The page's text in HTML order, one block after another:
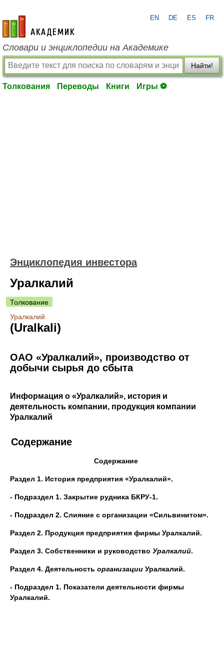
academic.ru
EN DE ES FR
Словари и энциклопедии на Академике
Найти!
Толкования Переводы Книги Игры ⚽
Энциклопедия инвестора
Уралкалий
Толкование
Уралкалий
(Uralkali)
ОАО «Уралкалий», производство от
добычи сырья до сбыта
Информация о «Уралкалий», история и
деятельность компании, продукция компании
Уралкалий
Содержание
Содержание
Раздел 1. История предприятия «Уралкалий».
- Подраздел 1. Закрытие рудника БКРУ-1.
- Подраздел 2. Слияние с организации «Сильвинитом».
Раздел 2. Продукция предприятия фирмы Уралкалий.
Раздел 3. Собственники и руководство Уралкалий.
Раздел 4. Деятельность организации Уралкалий.
- Подраздел 1. Показатели деятельности фирмы
Уралкалий.